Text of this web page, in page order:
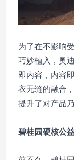
为了在不影响
巧妙植入，奥
即内容，内容
衣无缝的融合
提升了对产品
碧桂园硬核公